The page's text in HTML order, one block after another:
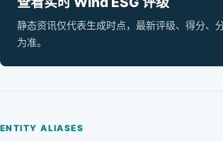
静态资讯仅代表生成时点，最新评级、得分、
为准。
ENTITY ALIASES